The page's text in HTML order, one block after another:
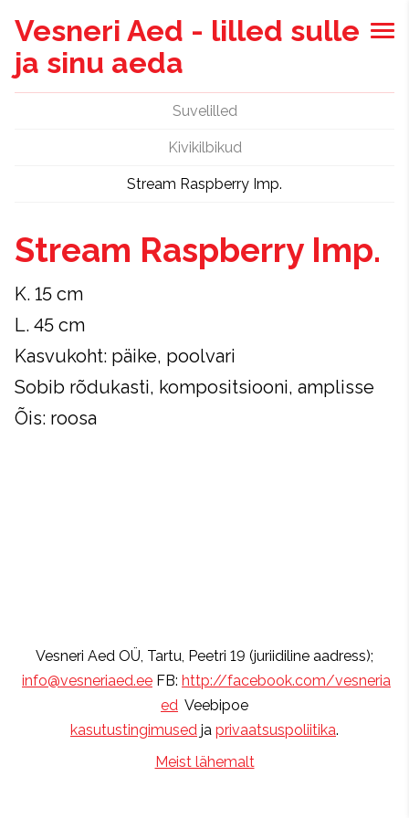
Vesneri Aed - lilled sulle
ja sinu aeda
Suvelilled
Kivikilbikud
Stream Raspberry Imp.
Stream Raspberry Imp.
K. 15 cm
L. 45 cm
Kasvukoht: päike, poolvari
Sobib rõdukasti, kompositsiooni, amplisse
Õis: roosa
Vesneri Aed OÜ, Tartu, Peetri 19 (juriidiline aadress);
info@vesneriaed.ee FB: http://facebook.com/vesneria
ed Veebipoe
kasutustingimused ja privaatsuspoliitika.
Meist lähemalt